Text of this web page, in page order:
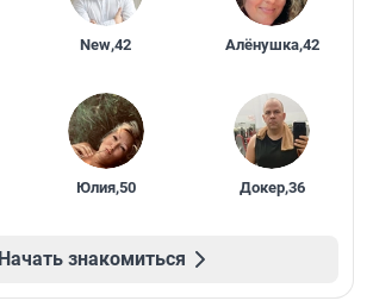
New,42 Алёнушка,42
Юлия,50 Докер,36
Начать знакомиться